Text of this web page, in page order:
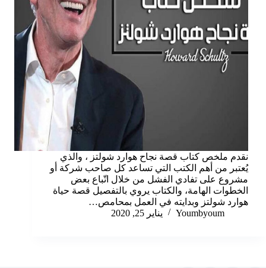
نقدم ملخص كتاب قصة نجاح هوارد شولتز ، والذي
يُعتبر من أهم الكتب التي تساعد كل صاحب شركة أو
مشروع على تفادي الفشل من خلال اتّباع بعض
الخطوات الهامة، والكتاب يروي بالتفصيل قصة حياة
هوارد شولتز وبدايته في العمل بمحامص…
Youmbyoum
يناير 25, 2020